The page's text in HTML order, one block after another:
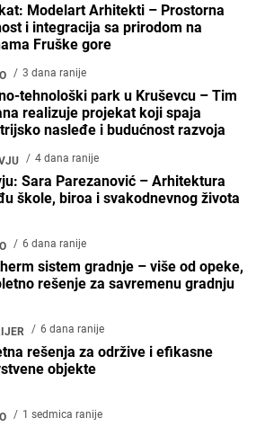
Modelart Arhitekti – Prostorna
i integracija sa prirodom na
Fruške gore
3 dana ranije
tehnološki park u Kruševcu – Tim
realizuje projekat koji spaja
nasleđe i budućnost razvoja
4 dana ranije
Sara Parezanović – Arhitektura
škole, biroa i svakodnevnog života
6 dana ranije
sistem gradnje – više od opeke,
rešenje za savremenu gradnju
6 dana ranije
rešenja za održive i efikasne
objekte
1 sedmica ranije